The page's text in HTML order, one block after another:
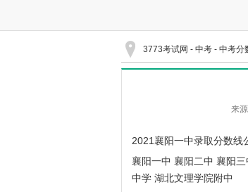
3773考试网 - 中考 - 中考分
来
2021襄阳一中录取分数线
襄阳一中 襄阳二中 襄阳
中学 湖北文理学院附中